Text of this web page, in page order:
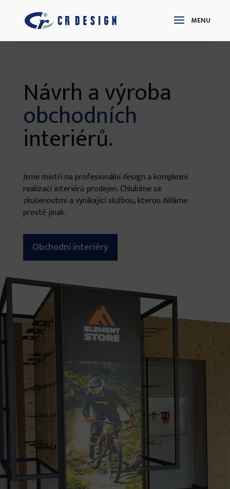
Návrh a výroba
obchodních
interiérů.
Jsme mistři na profesionální design a komplexní
realizaci interiérů prodejen. Chlubíme se
zkušenostmi a vynikající službou, kterou děláme
prostě jinak.
Obchodní interiéry